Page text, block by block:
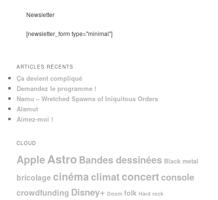
Newsletter
[newsletter_form type="minimal"]
ARTICLES RÉCENTS
Ça devient compliqué
Demandez le programme !
Namu – Wretched Spawns of Iniquitous Orders
Alamut
Aimez-moi !
CLOUD
Apple AstroBandes dessinées Black metal
bricolage cinéma climat concertconsole
crowdfunding Disney+ Doom folk Hard rock